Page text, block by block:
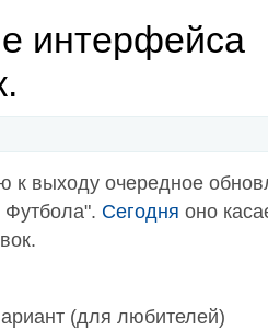
интерфейса
к выходу очередное
Футбола". Сегодня оно
(для любителей)